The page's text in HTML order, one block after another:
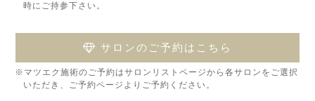
時にご持参下さい。
サロンのご予約はこちら
※マツエク施術のご予約はサロンリストページから各サロンをご選択
いただき、ご予約ページよりご予約ください。